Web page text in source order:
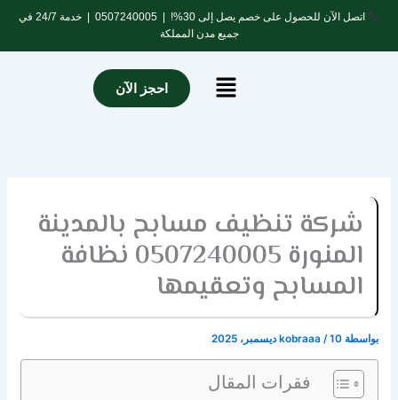
تخطي
المحتوى
اتصل الآن للحصول على خصم يصل إلى 30%! | 0507240005
| خدمة 24/7 في
جميع مدن المملكة
Menu احجز الآن
شركة تنظيف مسابح بالمدينة
المنورة 0507240005 نظافة
المسابح وتعقيمها
بواسطة kobraaa /10 ديسمبر، 2025
فقرات المقال